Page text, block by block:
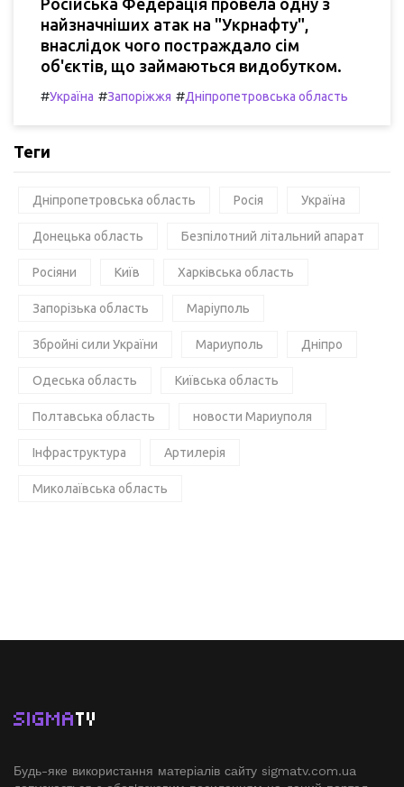
Російська Федерація провела одну з
найзначніших атак на "Укрнафту",
внаслідок чого постраждало сім
об'єктів, що займаються видобутком.
#Україна #Запоріжжя #Дніпропетровська область
Теги
Дніпропетровська область Росія Україна
Донецька область Безпілотний літальний апарат
Росіяни Київ Харківська область
Запорізька область Маріуполь
Збройні сили України Мариуполь Дніпро
Одеська область Київська область
Полтавська область новости Мариуполя
Інфраструктура Артилерія
Миколаївська область
SIGMATV
Будь-яке використання матеріалів сайту sigmatv.com.ua